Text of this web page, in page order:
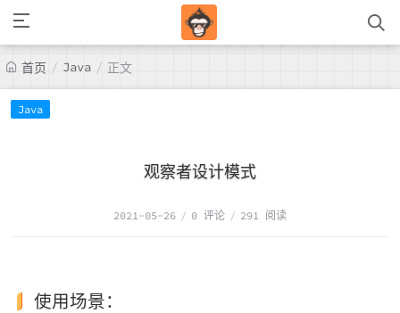
首页 / Java / 正文
Java
观察者设计模式
2021-05-26 / 0 评论 / 291 阅读
使用场景：